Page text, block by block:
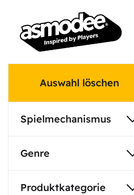
Auswahl löschen
Spielmechanismus
Genre
Produktkategorie